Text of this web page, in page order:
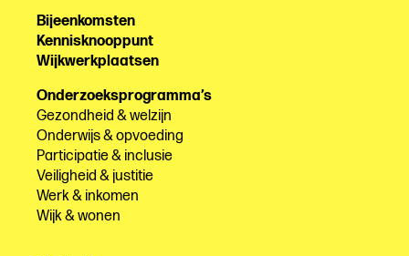
Bijeenkomsten
Kennisknooppunt
Wijkwerkplaatsen
Onderzoeksprogramma’s
Gezondheid & welzijn
Onderwijs & opvoeding
Participatie & inclusie
Veiligheid & justitie
Werk & inkomen
Wijk & wonen